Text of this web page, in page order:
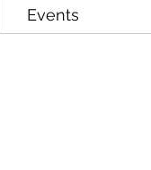
Events